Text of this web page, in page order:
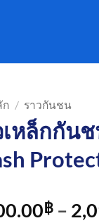
ก / ราวกันชน
หล็กกันช
฿ –